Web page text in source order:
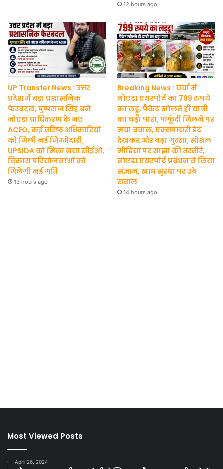
12 hours ago
UP Transfer News : उत्तर
प्रदेश में बड़ा प्रशासनिक
फेरबदल, पुष्पराज सिंह बने
नोएडा प्राधिकरण के नए
ACEO, कई वरिष्ठ अधिकारियों
को मिली नई जिम्मेदारी,
UPSIDA को मिला नया सीईओ,
विकास परियोजनाओं को
मिलेगी नई गति
13 hours ago
Breaking News : चर्चा में
नोएडा एयरपोर्ट का 799 रुपये
का लड्डू, पैकेट खोलते ही यात्री
का चढ़ा पारा, फफूंदी मिलने पर
मचा बवाल, एक्सपायरी डेट
देखकर और बढ़ा गुस्सा, सोशल
मीडिया पर साझा की तस्वीरें,
नोएडा एयरपोर्ट प्रबंधन ने लिया
संज्ञान, खाद्य सुरक्षा पर उठे
सवाल
14 hours ago
Most Viewed Posts
April 26, 2024